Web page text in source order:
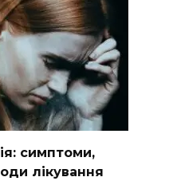
симптоми,
лікування